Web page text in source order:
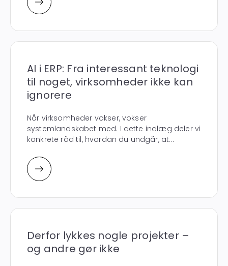
AI i ERP: Fra interessant teknologi
til noget, virksomheder ikke kan
ignorere
Når virksomheder vokser, vokser
systemlandskabet med. I dette indlæg deler vi
konkrete råd til, hvordan du undgår, at...
Derfor lykkes nogle projekter –
og andre gør ikke